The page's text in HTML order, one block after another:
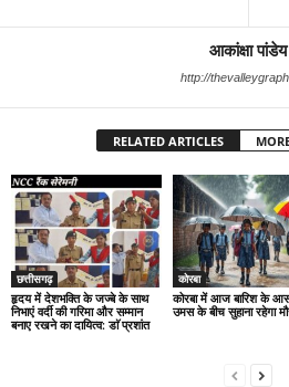
आकांक्षा पांडेय
http://
RELATED ARTICLES
छत्तीसगढ़
हृदय में देशभक्ति के जज्बे के साथ
निभाएं वर्दी की गरिमा और सम्मान
बनाए रखने का दायित्व: डाॅ प्रशांत
कोरबा
कोरबा में आज बारिश के
उमस के बीच सुहाना रहेगा